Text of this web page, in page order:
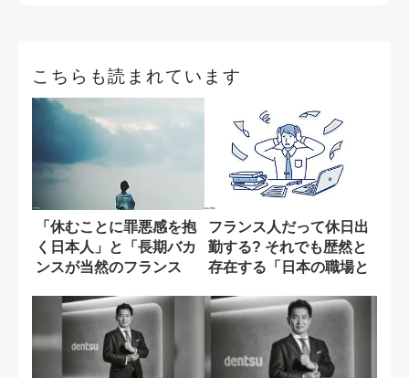
こちらも読まれています
「休むことに罪悪感を抱
く日本人」と「長期バカ
ンスが当然のフランス
フランス人だって休日出
勤する? それでも歴然と
存在する「日本の職場と